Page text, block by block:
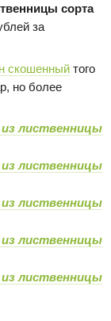
сорта
за
скошенный того
но более
из лиственницы
из лиственницы
из лиственницы
из лиственницы
из лиственницы